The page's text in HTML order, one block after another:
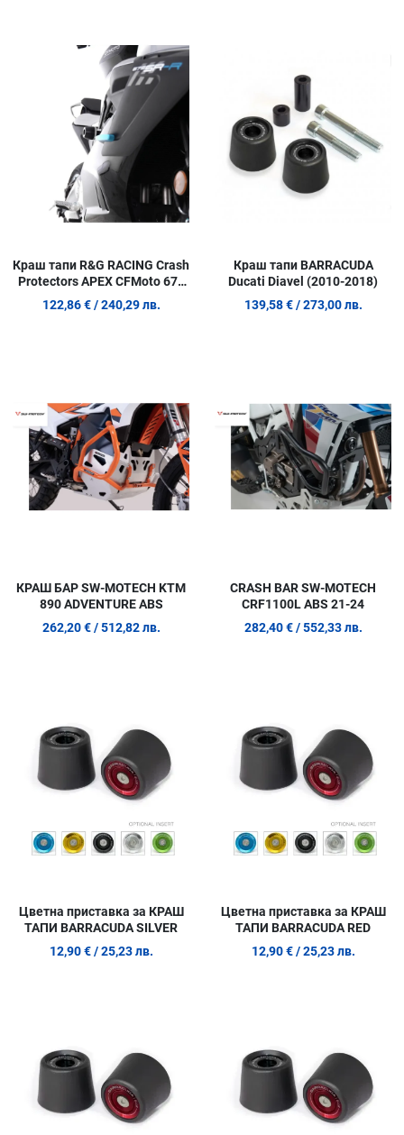
Quick View
Краш тапи R&G RACING Crash
Protectors APEX CFMoto 675
SR-R '25-
122,86 € / 240,29 лв.
Краш тапи BARRACUDA
Ducati Diavel (2010-2018)
139,58 € / 273,00 лв.
Сравни продукт
Quick View
КРАШ БАР SW-MOTECH KTM
890 ADVENTURE ABS
262,20 € / 512,82 лв.
CRASH BAR SW-MOTECH
CRF1100L ABS 21-24
282,40 € / 552,33 лв.
Сравни продукт
Quick View
Цветна приставка за КРАШ
ТАПИ BARRACUDA SILVER
12,90 € / 25,23 лв.
Цветна приставка за КРАШ
ТАПИ BARRACUDA RED
12,90 € / 25,23 лв.
Сравни продукт
Quick View